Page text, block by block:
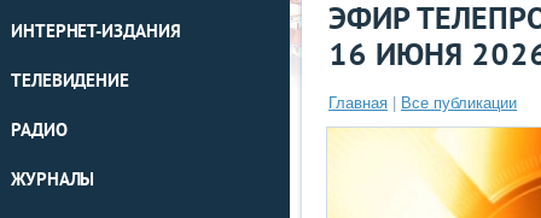
ИНТЕРНЕТ-ИЗДАНИЯ
ТЕЛЕВИДЕНИЕ
РАДИО
ЖУРНАЛЫ
ЭФИР
16 ИЮНЯ
Главная Все публикации